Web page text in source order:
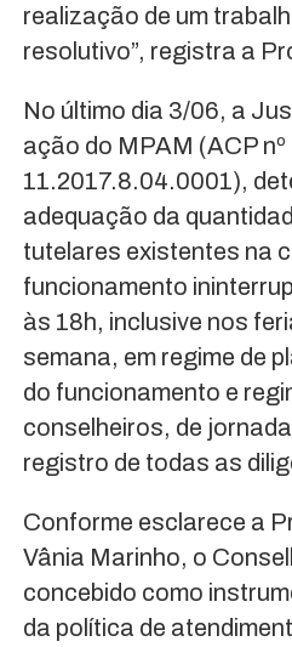
realização de um
resolutivo”, registra a
No último dia 3/06, a
ação do MPAM (ACP
11.2017.8.04.0001),
adequação da
tutelares existentes na
funcionamento
às 18h, inclusive nos
semana, em regime de
do funcionamento e
conselheiros, de
registro de todas as
Conforme esclarece a
Vânia Marinho, o
concebido como
da política de